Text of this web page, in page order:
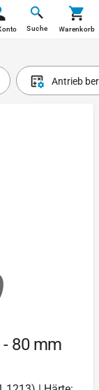
Suche Warenkorb
Antrieb
80 mm